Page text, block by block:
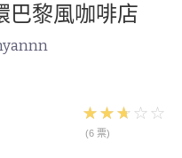
巴黎風咖啡店
(6 票)